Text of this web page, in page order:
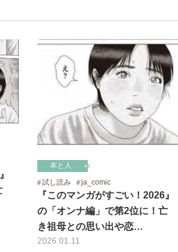
本と人
試し読み
ja_comic
『このマンガがすごい！2026』
の「オンナ編」で第2位に！亡
き祖母との思い出や恋…
2026.01.11